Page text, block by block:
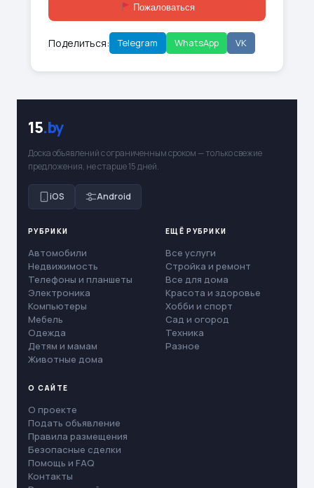
Пожаловаться
Поделиться: Telegram WhatsApp VK
15.by
Доска объявлений с ограниченным сроком — только свежие
предложения, не старше 15 дней.
iOS Android
РУБРИКИ
Автомобили
Недвижимость
Телефоны и планшеты
Электроника
Компьютеры
Мебель
Одежда
Детям и мамам
Животные дома
ЕЩЁ РУБРИКИ
Все услуги
Стройка и ремонт
Все для дома
Красота и здоровье
Хобби и спорт
Сад и огород
Техника
Разное
О САЙТЕ
О проекте
Подать объявление
Правила размещения
Безопасные сделки
Помощь и FAQ
Контакты